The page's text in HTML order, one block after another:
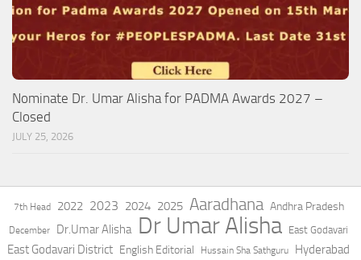
Nominate Dr. Umar Alisha for PADMA Awards 2027 –
Closed
JULY 25, 2026
7th Head 2022 2023 2024 2025 Aaradhana Andhra Pradesh
December Dr.Umar Alisha Dr Umar Alisha East Godavari
East Godavari District English Editorial Hussain Sha Sathguru Hyderabad